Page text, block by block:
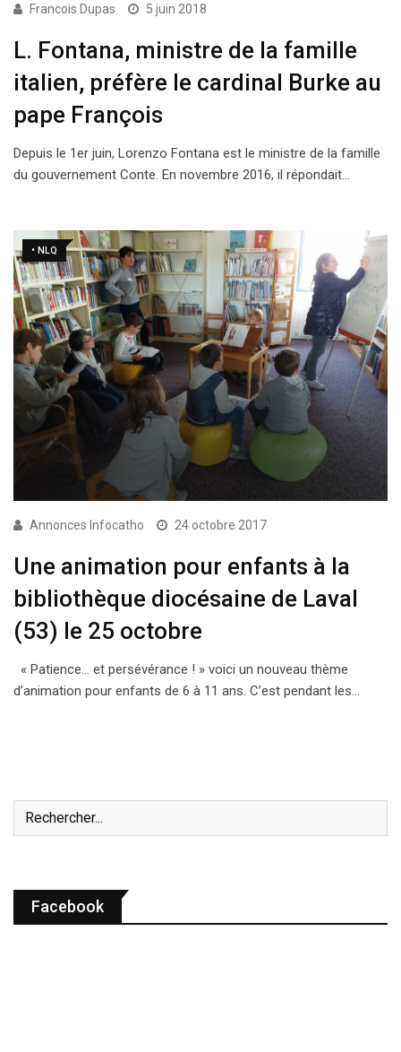
Francois Dupas 5 juin 2018
L. Fontana, ministre de la famille
italien, préfère le cardinal Burke au
pape François
Depuis le 1er juin, Lorenzo Fontana est le ministre de la famille
du gouvernement Conte. En novembre 2016, il répondait…
• NLQ
Annonces Infocatho 24 octobre 2017
Une animation pour enfants à la
bibliothèque diocésaine de Laval
(53) le 25 octobre
« Patience… et persévérance ! » voici un nouveau thème
d’animation pour enfants de 6 à 11 ans. C’est pendant les…
Facebook